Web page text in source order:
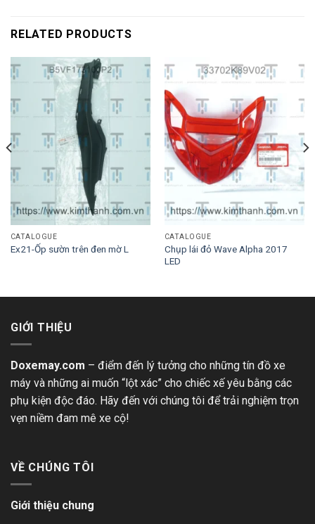
RELATED PRODUCTS
CATALOGUE
Ex21-Ốp sườn trên đen mờ L
CATALOGUE
Chụp lái đỏ Wave Alpha 2017
LED
GIỚI THIỆU
Doxemay.com – điểm đến lý tưởng cho những tín đồ xe
máy và những ai muốn “lột xác” cho chiếc xế yêu bằng các
phụ kiện độc đáo. Hãy đến với chúng tôi để trải nghiệm trọn
vẹn niềm đam mê xe cộ!
VỀ CHÚNG TÔI
Giới thiệu chung